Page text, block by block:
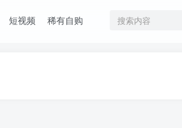
短视频 稀有自购